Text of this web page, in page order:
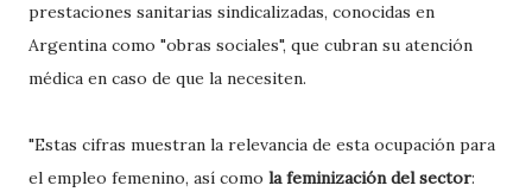
prestaciones sanitarias sindicalizadas, conocidas en
Argentina como "obras sociales", que cubran su atención
médica en caso de que la necesiten.
"Estas cifras muestran la relevancia de esta ocupación para
el empleo femenino, así como la feminización del sector: